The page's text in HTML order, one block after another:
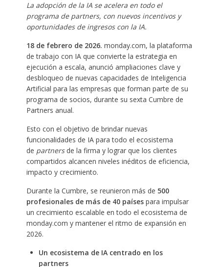
La adopción de la IA se acelera en todo el
programa de partners, con nuevos incentivos y
oportunidades de ingresos con la IA.
18 de febrero de 2026. monday.com, la plataforma
de trabajo con IA que convierte la estrategia en
ejecución a escala, anunció ampliaciones clave y
desbloqueo de nuevas capacidades de Inteligencia
Artificial para las empresas que forman parte de su
programa de socios, durante su sexta Cumbre de
Partners anual. ​
Esto con el objetivo de brindar nuevas
funcionalidades de IA para todo el ecosistema
de partners de la firma y lograr que los clientes
compartidos alcancen niveles inéditos de eficiencia,
impacto y crecimiento.
Durante la Cumbre, se reunieron más de 500
profesionales de más de 40 países para impulsar
un crecimiento escalable en todo el ecosistema de
monday.com y mantener el ritmo de expansión en
2026.
Un ecosistema de IA centrado en los
partners